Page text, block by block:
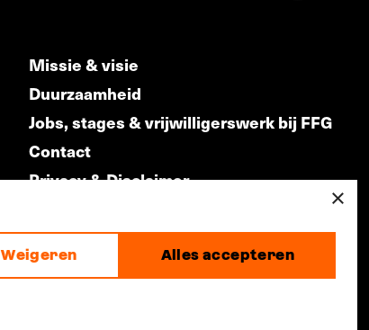
Missie & visie
Duurzaamheid
Jobs, stages & vrijwilligerswerk bij FFG
Contact
Privacy & Disclaimer
made by
×
Alles accepteren
Weigeren